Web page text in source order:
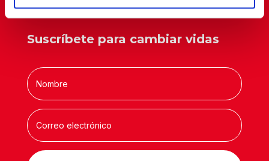
Suscríbete para cambiar vidas